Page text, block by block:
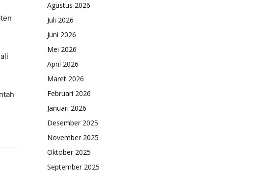
Agustus 2026
Juli 2026
Juni 2026
Mei 2026
April 2026
Maret 2026
Februari 2026
Januari 2026
Desember 2025
November 2025
Oktober 2025
September 2025